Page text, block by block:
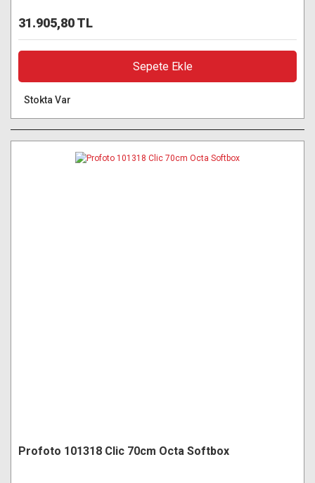
31.905,80 TL
Sepete Ekle
Stokta Var
Profoto 101318 Clic 70cm Octa Softbox